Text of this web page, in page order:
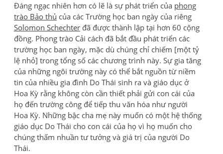
Đáng ngạc nhiên hơn có lẽ là sự phát triển của phong
trào Bảo thủ của các Trường học ban ngày của riêng
Solomon Schechter đã được thành lập tại hơn 60 cộng
đồng. Phong trào Cải cách đã bắt đầu phát triển các
trường học ban ngày, mặc dù chúng chỉ chiếm [một tỷ
lệ nhỏ] trong tổng số các chương trình này. Sự gia tăng
của những ngôi trường này có thể bắt nguồn từ niềm
tin của nhiều gia đình Do Thái sinh ra và giáo dục ở
Hoa Kỳ rằng không còn cần thiết phải gửi con cái của
họ đến trường công để tiếp thu văn hóa như người
Hoa Kỳ. Những bậc cha mẹ này muốn có một hệ thống
giáo dục Do Thái cho con cái của họ vì họ muốn cho
chúng thấm nhuần tư tưởng và giá trị của người Do
Thái.